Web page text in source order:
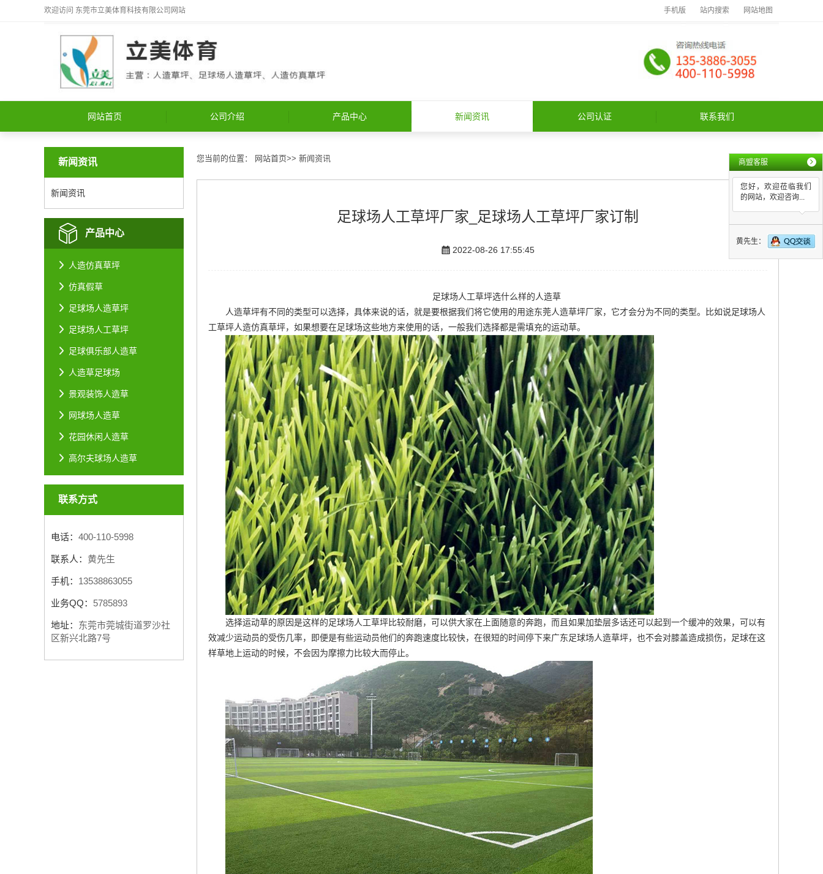
欢迎访问 东莞市立美体育科技有限公司 网站 手机版 站内搜索 网站地图
网站首页 公司介绍 产品中心 新闻资讯 公司认证 联系我们
新闻资讯
新闻资讯
产品中心
人造仿真草坪
仿真假草
足球场人造草坪
足球场人工草坪
足球俱乐部人造草
人造草足球场
景观装饰人造草
网球场人造草
花园休闲人造草
高尔夫球场人造草
联系方式
电话： 400-110-5998
联系人： 黄先生
手机： 13538863055
业务QQ： 5785893
地址： 东莞市莞城街道罗沙社
区新兴北路7号
您当前的位置： 网站首页>> 新闻资讯
足球场人工草坪厂家_足球场人工草坪厂家订制
2022-08-26 17:55:45
足球场人工草坪选什么样的人造草
人造草坪有不同的类型可以选择，具体来说的话，就是要根据我们将它使用的用途东莞人造草坪厂家，它才会分为不同的类型。比如说足球场人
工草坪人造仿真草坪，如果想要在足球场这些地方来使用的话，一般我们选择都是需填充的运动草。
选择运动草的原因是这样的足球场人工草坪比较耐磨，可以供大家在上面随意的奔跑，而且如果加垫层多话还可以起到一个缓冲的效果，可以有
效减少运动员的受伤几率，即便是有些运动员他们的奔跑速度比较快，在很短的时间停下来广东足球场人造草坪，也不会对膝盖造成损伤，足球在这
样草地上运动的时候，不会因为摩擦力比较大而停止。
商盟客服
您好，欢迎莅临我们
的网站，欢迎咨询...
黄先生：